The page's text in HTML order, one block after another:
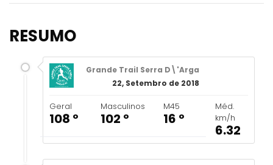
RESUMO
Grande Trail Serra D\'Arga
22, Setembro de 2018
Geral
108 º
Masculinos
102 º
M45
16 º
Méd.
km/h
6.32